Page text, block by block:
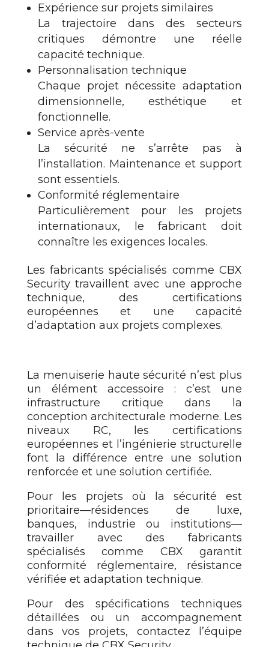
Expérience sur projets similaires
La trajectoire dans des secteurs
critiques démontre une réelle
capacité technique.
Personnalisation technique
Chaque projet nécessite adaptation
dimensionnelle, esthétique et
fonctionnelle.
Service après-vente
La sécurité ne s’arrête pas à
l’installation. Maintenance et support
sont essentiels.
Conformité réglementaire
Particulièrement pour les projets
internationaux, le fabricant doit
connaître les exigences locales.
Les fabricants spécialisés comme CBX
Security travaillent avec une approche
technique, des certifications
européennes et une capacité
d’adaptation aux projets complexes.
La menuiserie haute sécurité n’est plus
un élément accessoire : c’est une
infrastructure critique dans la
conception architecturale moderne. Les
niveaux RC, les certifications
européennes et l’ingénierie structurelle
font la différence entre une solution
renforcée et une solution certifiée.
Pour les projets où la sécurité est
prioritaire—résidences de luxe,
banques, industrie ou institutions—
travailler avec des fabricants
spécialisés comme CBX garantit
conformité réglementaire, résistance
vérifiée et adaptation technique.
Pour des spécifications techniques
détaillées ou un accompagnement
dans vos projets, contactez l’équipe